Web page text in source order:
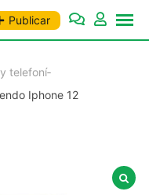
Publicar
y telefoní­
Iphone 12